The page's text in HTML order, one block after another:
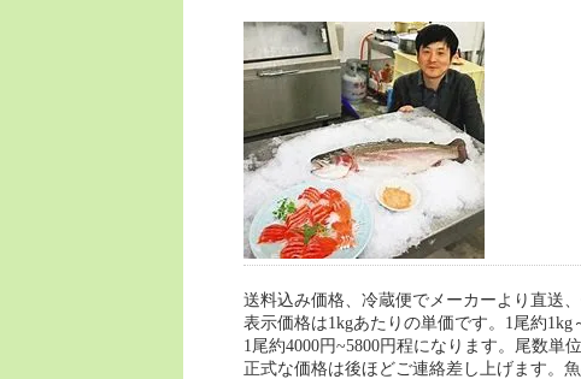
送料込み価格、冷蔵便でメーカーより直送
表示価格は1kgあたりの単価です。1尾約
1尾約4000円~5800円程になります。尾数単
正式な価格は後ほどご連絡差し上げます。